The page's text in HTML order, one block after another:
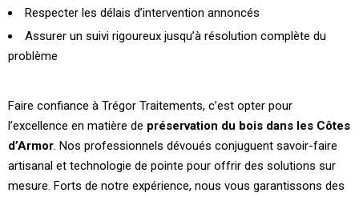
Respecter les délais d’intervention annoncés
Assurer un suivi rigoureux jusqu’à résolution complète du
problème
Faire confiance à Trégor Traitements, c’est opter pour
l’excellence en matière de préservation du bois dans les Côtes
d’Armor. Nos professionnels dévoués conjuguent savoir-faire
artisanal et technologie de pointe pour offrir des solutions sur
mesure. Forts de notre expérience, nous vous garantissons des